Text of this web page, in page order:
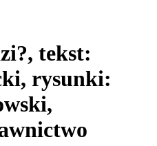
tekst:
rysunki: